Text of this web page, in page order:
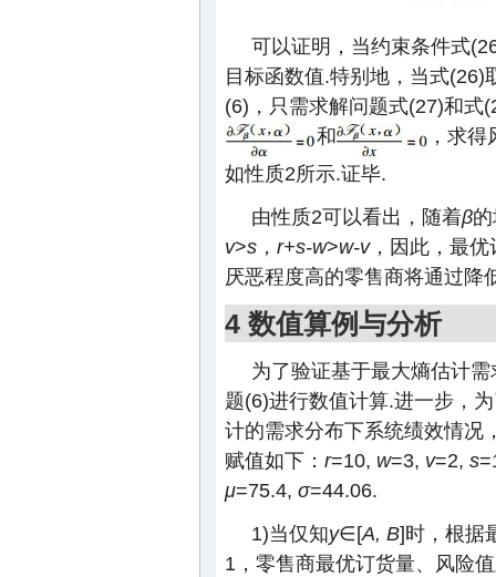
可以证明，当约束条件式
目标函数值.特别地，当式
(6)，只需求解问题式(27)和式
和
，求
如性质2所示.证毕.
由性质2可以看出，随着β
v>s ， r+s-w>w-v，因此，最优
厌恶程度高的零售商将通过降
4 数值算例与分析
为了验证基于最大熵估计
题(6)进行数值计算.进一步，
计的需求分布下系统绩效情况
赋值如下： r=10, w=3, v=2, s
μ=75.4, σ=44.06.
1)当仅知y∈[A, B]时，根据
1，零售商最优订货量、风险